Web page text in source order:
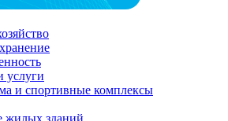
услуги
и спортивные комплексы
жилых зданий